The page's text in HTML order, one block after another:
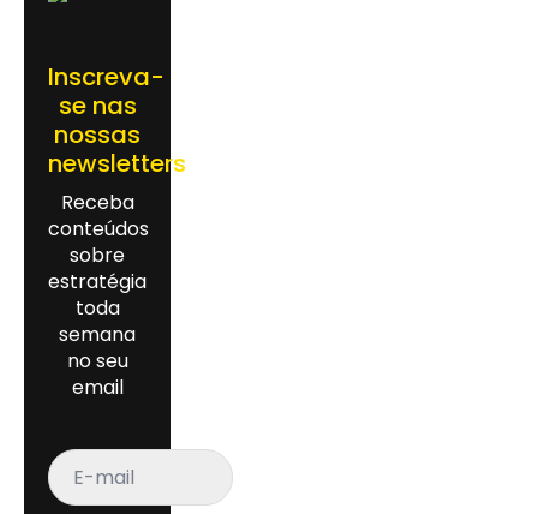
Inscreva-
se nas
nossas
newsletters
Receba
conteúdos
sobre
estratégia
toda
semana
no seu
email
E-
mail
*